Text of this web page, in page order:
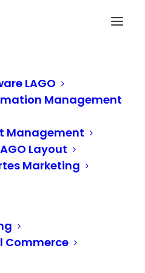
LAGO
Management
Management
Layout
Marketing
Commerce
Schnitt
mit
nahe der ehemaligen
wirkt alles ruhig
aber die
Goldner Schnitt
hinter sich gelassen
hoch